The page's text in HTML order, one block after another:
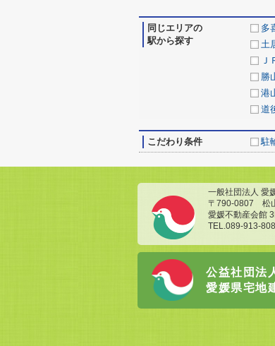
同じエリアの
駅から探す
多
土
Ｊ
勝
港
道
こだわり条件 駐
一般社団法人 愛
〒790-0807 松
愛媛不動産会館
TEL.089-913-
公益社団法
愛媛県宅地